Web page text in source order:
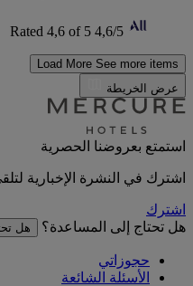
4,6/5
Rated 4,6 of 5
Load More See more items
عرض الخريطة
استمتع بعروضنا الحصرية
اشترك في النشرة الإخبارية
اشترك
هل تحتاج إلى المساعدة؟
هل
حجوزاتي
الأسئلة الشائعة